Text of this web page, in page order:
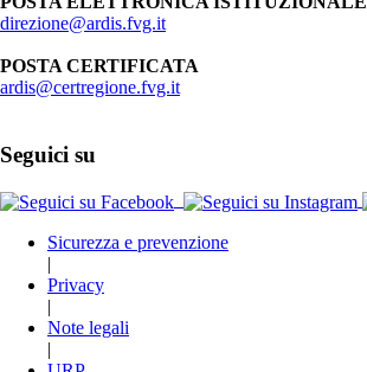
direzione@ardis.fvg.it
POSTA CERTIFICATA
ardis@certregione.fvg.it
Seguici su
Sicurezza e prevenzione
|
Privacy
|
Note legali
|